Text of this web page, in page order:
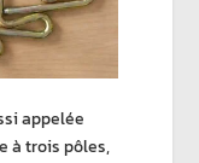
appelée
àtrois pôles,